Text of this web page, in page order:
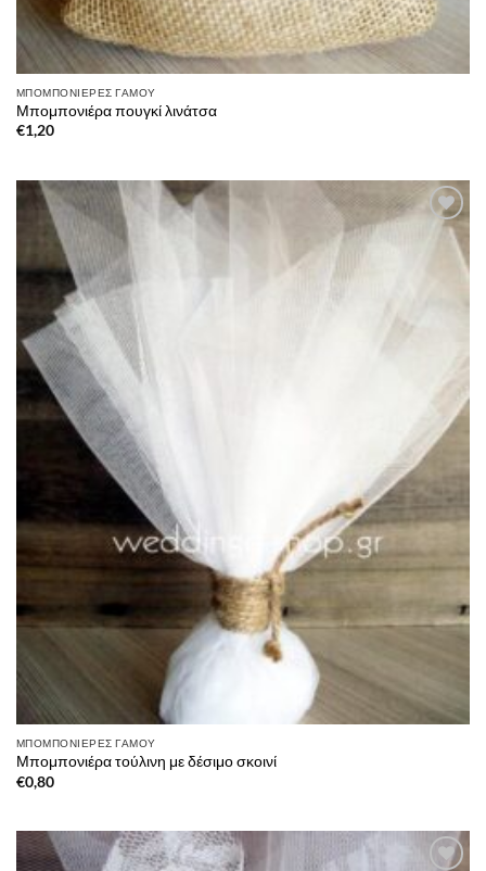
ΜΠΟΜΠΟΝΙΈΡΕΣ ΓΆΜΟΥ
Μπομπονιέρα πουγκί λινάτσα
€1,20
Πρόσθήκη
ΜΠΟΜΠΟΝΙΈΡΕΣ ΓΆΜΟΥ
Μπομπονιέρα τούλινη με δέσιμο σκοινί
€0,80